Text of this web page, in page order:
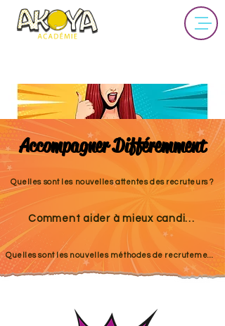
Accompagner Différemment
Quelles sont les nouvelles attentes des recruteurs ?
Comment aider à mieux candidater ?
Quelles sont les nouvelles méthodes de recrutement ?